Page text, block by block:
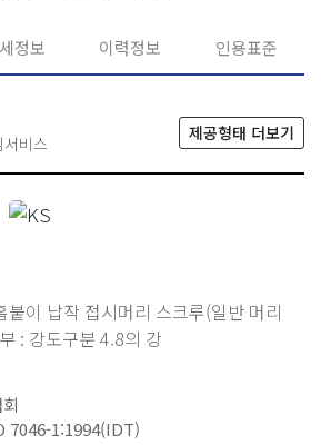
정보 이력정보 인용표준
비스
제공형태 더보기
이 납작 접시머리 스크루(일반 머리
: 강도구분 4.8의 강
7046-1:1994(IDT)